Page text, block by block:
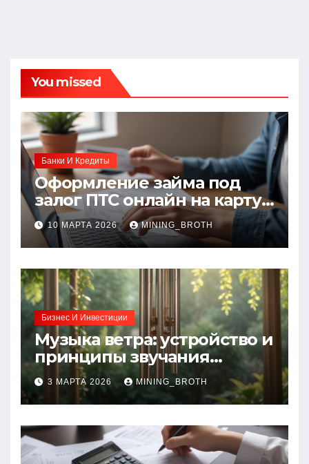
You missed
Банки И Кредиты
Оформление займа под
залог ПТС онлайн на карту
без визита в офис: порядок,
требования и документы
10 МАРТА 2026 MINING_BROTH
Бизнес И Инвестиции
Музыка ветра: устройство и
принципы звучания
колокольчиков
3 МАРТА 2026 MINING_BROTH